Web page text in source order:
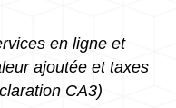
en ligne et
ajoutée et taxes
CA3)